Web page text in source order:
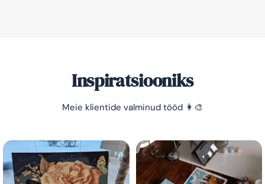
Inspiratsiooniks
Meie klientide valminud tööd 👩‍🎨